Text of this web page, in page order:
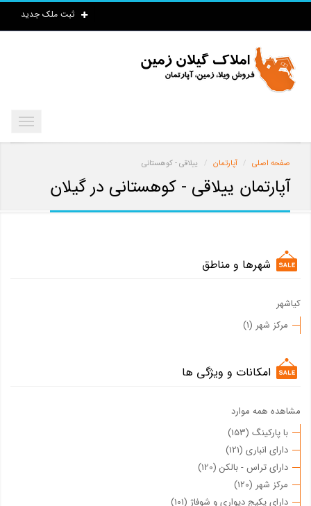
ثبت ملک جدید
صفحه اصلی آپارتمان ییلاقی - کوهستانی
آپارتمان ییلاقی - کوهستانی در گیلان
شهرها و مناطق
کیاشهر
مرکز شهر (1)
امکانات و ویژگی ها
مشاهده همه موارد
با پارکینگ (153)
دارای انباری (121)
دارای تراس - بالکن (120)
مرکز شهر (120)
دارای پکیج دیواری و شوفاژ (101)